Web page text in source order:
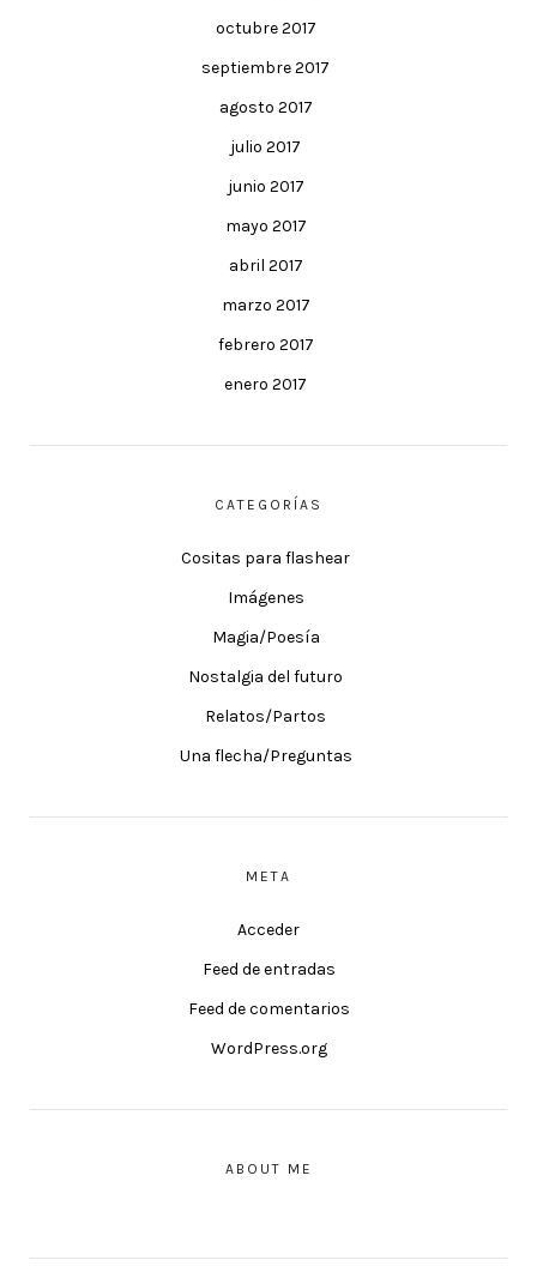
octubre 2017
septiembre 2017
agosto 2017
julio 2017
junio 2017
mayo 2017
abril 2017
marzo 2017
febrero 2017
enero 2017
CATEGORÍAS
Cositas para flashear
Imágenes
Magia/Poesía
Nostalgia del futuro
Relatos/Partos
Una flecha/Preguntas
META
Acceder
Feed de entradas
Feed de comentarios
WordPress.org
ABOUT ME